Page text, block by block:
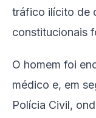
tráfico ilícito de
constitucionais
O homem foi
médico e, em
Polícia Civil,